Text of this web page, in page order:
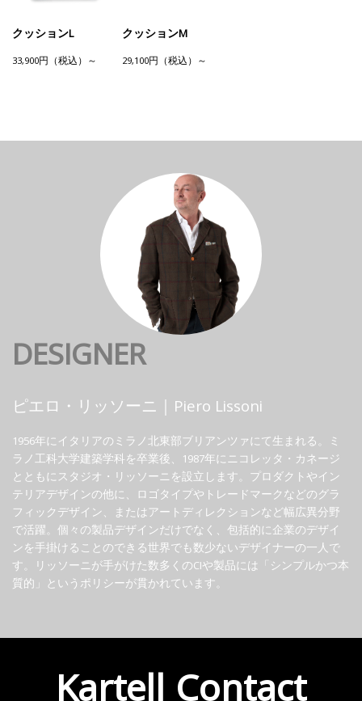
クッションL
33,900円（税込）～
クッションM
29,100円（税込）～
DESIGNER
ピエロ・リッソーニ｜Piero Lissoni
1956年にイタリアのミラノ北東部ブリアンツァにて生まれる。ミ
ラノ工科大学建築学科を卒業後、1987年にニコレッタ・カネージ
とともにスタジオ・リッソーニを設立します。プロダクトやイン
テリアデザインの他に、ロゴタイプやトレードマークなどのグラ
フィックデザイン、またはアートディレクションなど幅広異分野
で活躍。個々の製品デザインだけでなく、包括的に企業のデザイ
ンを手掛けることのできる世界でも数少ないデザイナーの一人で
す。リッソーニが手がけた数多くのCIや製品には「シンプルかつ本
質的」というポリシーが貫かれています。